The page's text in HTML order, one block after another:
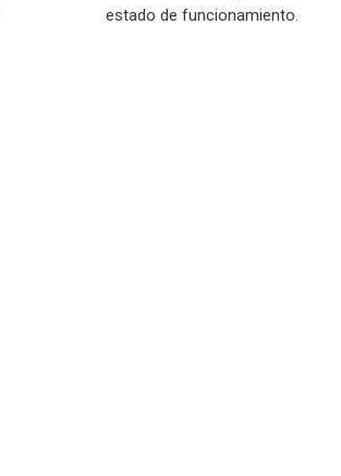
estado de funcionamiento.